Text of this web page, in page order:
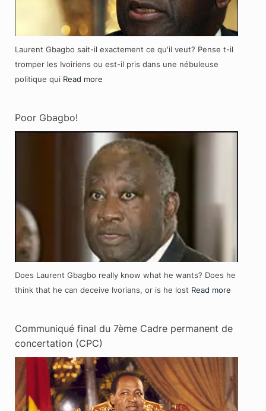
Laurent Gbagbo sait-il exactement ce qu'il veut? Pense t-il
tromper les Ivoiriens ou est-il pris dans une nébuleuse
politique qui Read more
Poor Gbagbo!
Does Laurent Gbagbo really know what he wants? Does he
think that he can deceive Ivorians, or is he lost Read more
Communiqué final du 7ème Cadre permanent de
concertation (CPC)